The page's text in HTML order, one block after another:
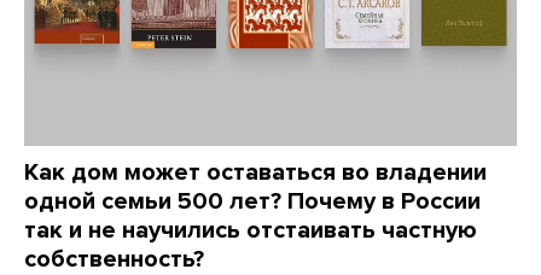
Как дом может оставаться во владении
одной семьи 500 лет? Почему в России
так и не научились отстаивать частную
собственность?